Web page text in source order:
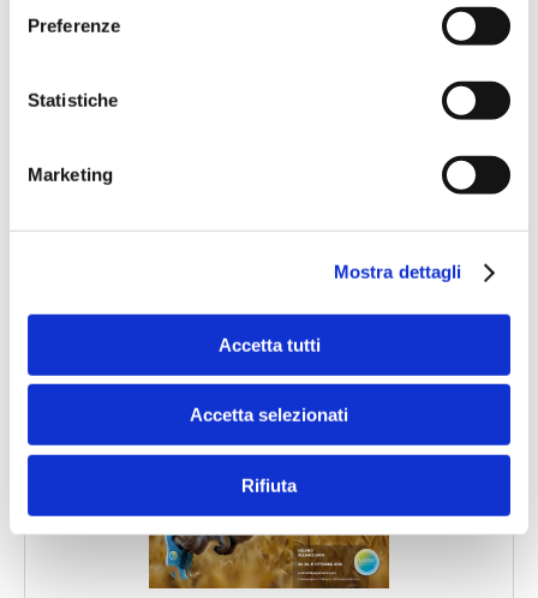
Preferenze
Statistiche
Marketing
Mostra dettagli
Accetta tutti
Accetta selezionati
Rifiuta
Banche per l'inclusione